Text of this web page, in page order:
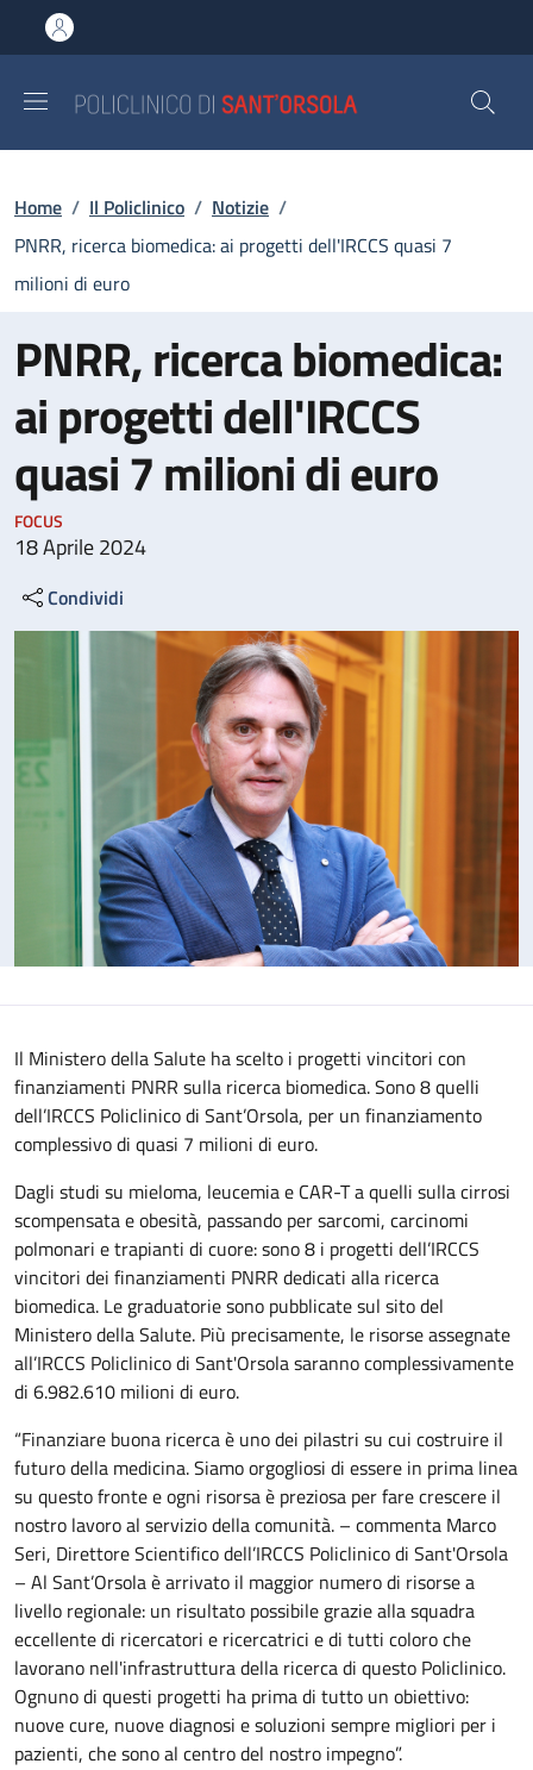
al contenuto principale
to footer content
Briciole di pane
Home / Il Policlinico / Notizie /
PNRR, ricerca biomedica: ai progetti dell'IRCCS quasi 7
milioni di euro
PNRR, ricerca biomedica:
ai progetti dell'IRCCS
quasi 7 milioni di euro
FOCUS
18 Aprile 2024
Condividi
Il Ministero della Salute ha scelto i progetti vincitori con
finanziamenti PNRR sulla ricerca biomedica. Sono 8 quelli
dell’IRCCS Policlinico di Sant’Orsola, per un finanziamento
complessivo di quasi 7 milioni di euro.
Dagli studi su mieloma, leucemia e CAR-T a quelli sulla cirrosi
scompensata e obesità, passando per sarcomi, carcinomi
polmonari e trapianti di cuore: sono 8 i progetti dell’IRCCS
vincitori dei finanziamenti PNRR dedicati alla ricerca
biomedica. Le graduatorie sono pubblicate sul sito del
Ministero della Salute. Più precisamente, le risorse assegnate
all’IRCCS Policlinico di Sant'Orsola saranno complessivamente
di 6.982.610 milioni di euro.
“Finanziare buona ricerca è uno dei pilastri su cui costruire il
futuro della medicina. Siamo orgogliosi di essere in prima linea
su questo fronte e ogni risorsa è preziosa per fare crescere il
nostro lavoro al servizio della comunità. – commenta Marco
Seri, Direttore Scientifico dell’IRCCS Policlinico di Sant'Orsola
– Al Sant’Orsola è arrivato il maggior numero di risorse a
livello regionale: un risultato possibile grazie alla squadra
eccellente di ricercatori e ricercatrici e di tutti coloro che
lavorano nell'infrastruttura della ricerca di questo Policlinico.
Ognuno di questi progetti ha prima di tutto un obiettivo:
nuove cure, nuove diagnosi e soluzioni sempre migliori per i
pazienti, che sono al centro del nostro impegno”.